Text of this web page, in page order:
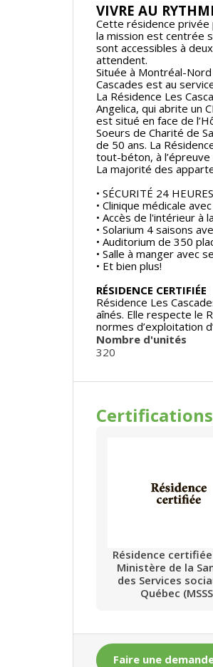
VIVRE AU
Cette résidence privée
la mission est centrée
sont accessibles à
attendent.
Située à Montréal-
Cascades est au
La Résidence Les
Angelica, qui abrite un
est situé en face de
Soeurs de Charité de
de 50 ans. La
tout-béton, à l’épreuve
La majorité des
• SÉCURITÉ 24
• Clinique médicale
• Accès de l'intérieur à
• Solarium 4 saisons
• Auditorium de 350
• Salle à manger avec
• Et bien plus!
RÉSIDENCE CERTIFIÉE
Résidence Les
aînés. Elle respecte le
normes d’exploitation
Nombre d'unités
320
Résidence
Ministère de la
des Services
Québec
Faire une